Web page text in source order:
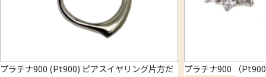
プラチナ900 (Pt900) ピアスイヤリング片方だ
プラチナ900 （